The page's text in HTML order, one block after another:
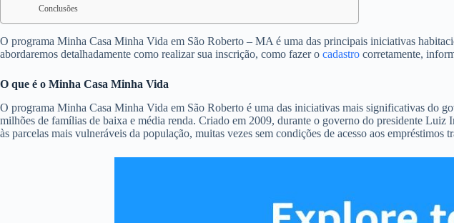
Conclusões
O programa Minha Casa Minha Vida em São Roberto – MA é uma das principais iniciativas
abordaremos detalhadamente como realizar sua inscrição, como fazer o cadastro corretamente,
O que é o Minha Casa Minha Vida
O programa Minha Casa Minha Vida em São Roberto é uma das iniciativas mais significativas do
milhões de famílias de baixa e média renda. Criado em 2009, durante o governo do presidente
às parcelas mais vulneráveis da população, muitas vezes sem condições de acesso aos